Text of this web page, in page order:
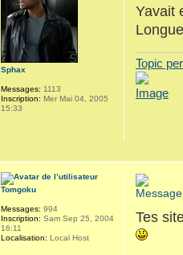
Yavait
Topic
Sphax
Messages: 1113
Inscription: Mer Mai 04, 2005
15:33
Tes
Tomgoku
Messages: 994
Inscription: Sam Sep 25, 2004
16:11
Localisation: Local Host